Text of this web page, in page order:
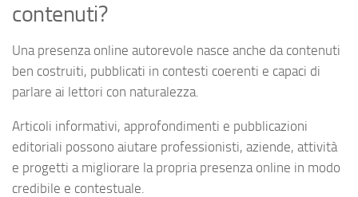
contenuti?
Una presenza online autorevole nasce anche da contenuti
ben costruiti, pubblicati in contesti coerenti e capaci di
parlare ai lettori con naturalezza.
Articoli informativi, approfondimenti e pubblicazioni
editoriali possono aiutare professionisti, aziende, attività
e progetti a migliorare la propria presenza online in modo
credibile e contestuale.